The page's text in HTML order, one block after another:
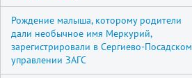
Рождение малыша, которому родители
дали необычное имя Меркурий,
зарегистрировали в Сергиево-Посадском
управлении ЗАГС